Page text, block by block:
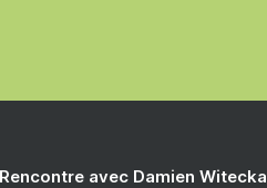
avec Damien Witecka